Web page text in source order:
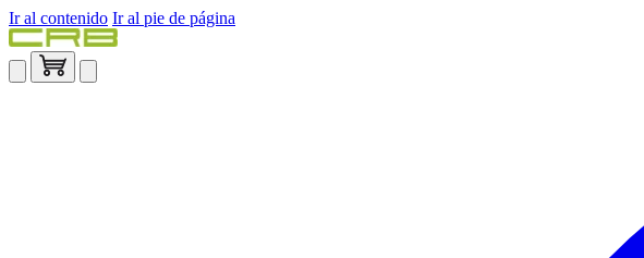
Ir al contenido Ir al pie de página